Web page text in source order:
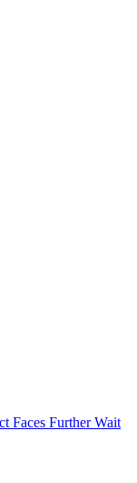
Faces Further Wait